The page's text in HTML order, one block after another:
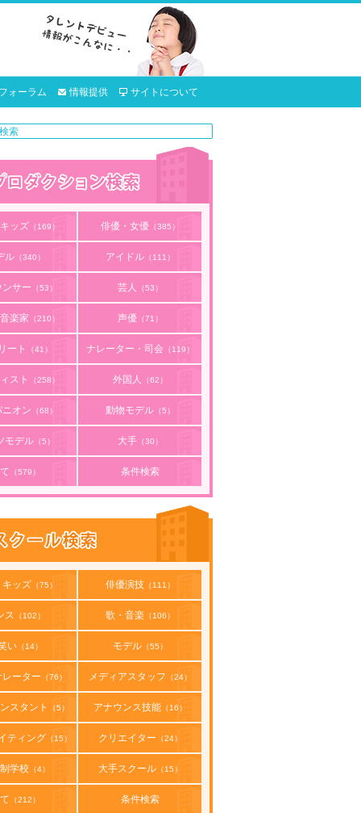
ォーラム 情報提供 サイトについて
ッズ （169） 俳優・女優（385）
ル（340） アイドル（111）
サー （53） 芸人 （53）
楽家 （210） 声優（71）
ート （41） ナレーター・司会（119）
スト （258） 外国人 （62）
オン （68） 動物モデル（5）
モデル（5） 大手（30）
（579） 条件検索
ッズ （75） 俳優演技（111）
ス （102） 歌・音楽 （106）
い（14） モデル（55）
ーター （76） メディアスタッフ （24）
スタント （5） アナウンス技能（16）
ティング （15） クリエイター （24）
学校（4） 大手スクール（15）
（212） 条件検索